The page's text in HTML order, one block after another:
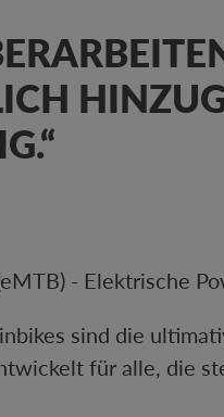
- Elektrische
sind die
für alle, die